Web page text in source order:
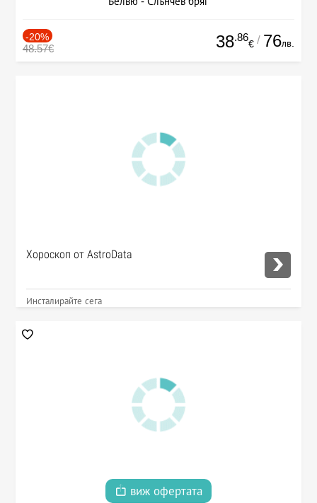
-20%
48.57€ 38.86
€ / 76лв.
Хороскоп от AstroData
Инсталирайте сега
виж офертата